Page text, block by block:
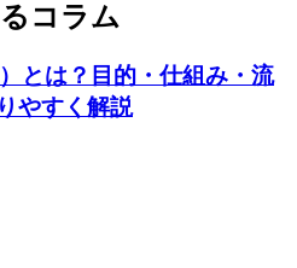
コラム
とは？目的・仕組み・流
やすく解説